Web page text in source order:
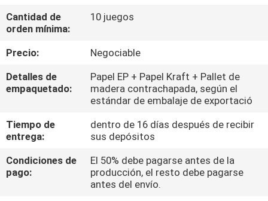
DE
CALIDAD
CONTÁCTENOS
NOTICIAS
Cantidad de
orden mínima:
10 juegos
Precio:
Negociable
Detalles de
empaquetado:
Papel EP + Papel Kraft + Pallet de
madera contrachapada, según el
estándar de embalaje de exportació
Tiempo de
entrega:
dentro de 16 días después de recibir
sus depósitos
Condiciones de
pago:
El 50% debe pagarse antes de la
producción, el resto debe pagarse
antes del envío.